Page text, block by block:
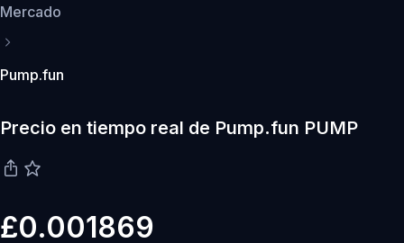
Mercado
Pump.fun
Precio en tiempo real de Pump.fun PUMP
£0.001869